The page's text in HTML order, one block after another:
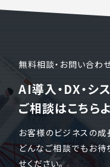
無料相談・お問い合わ
AI導入・DX・シ
ご相談はこちら
お客様のビジネスの成
どんなご相談でもお待
せください。